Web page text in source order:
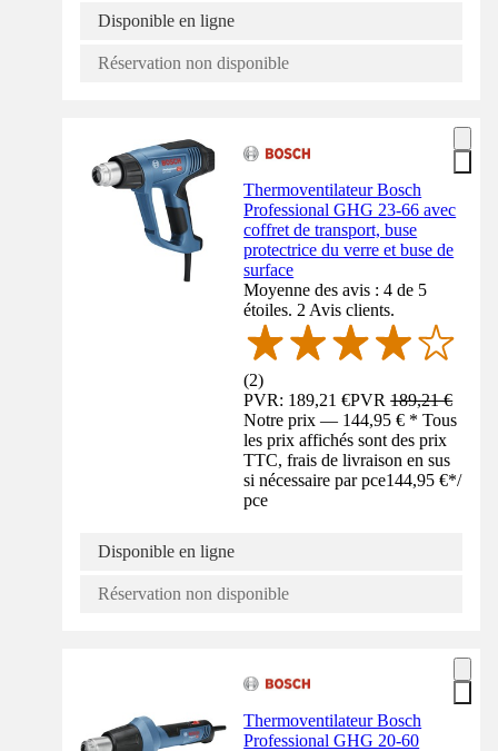
Disponible en ligne
Réservation non disponible
Thermoventilateur Bosch
Professional GHG 23-66 avec
coffret de transport, buse
protectrice du verre et buse de
surface
Moyenne des avis : 4 de 5
étoiles. 2 Avis clients.
(2)
PVR: 189,21 €PVR189,21 €
Notre prix — 144,95 € * Tous
les prix affichés sont des prix
TTC, frais de livraison en sus
si nécessaire par pce144,95 €*/
pce
Disponible en ligne
Réservation non disponible
Thermoventilateur Bosch
Professional GHG 20-60